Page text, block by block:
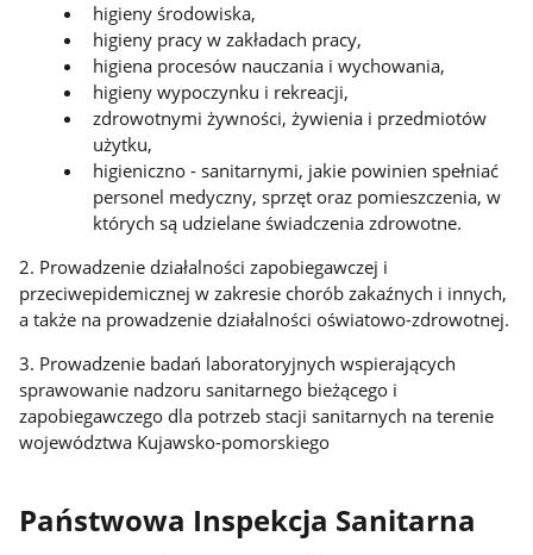
higieny środowiska,
higieny pracy w zakładach pracy,
higiena procesów nauczania i wychowania,
higieny wypoczynku i rekreacji,
zdrowotnymi żywności, żywienia i przedmiotów
użytku,
higieniczno - sanitarnymi, jakie powinien spełniać
personel medyczny, sprzęt oraz pomieszczenia, w
których są udzielane świadczenia zdrowotne.
2. Prowadzenie działalności zapobiegawczej i
przeciwepidemicznej w zakresie chorób zakaźnych i innych,
a także na prowadzenie działalności oświatowo-zdrowotnej.
3. Prowadzenie badań laboratoryjnych wspierających
sprawowanie nadzoru sanitarnego bieżącego i
zapobiegawczego dla potrzeb stacji sanitarnych na terenie
województwa Kujawsko-pomorskiego
Państwowa Inspekcja Sanitarna